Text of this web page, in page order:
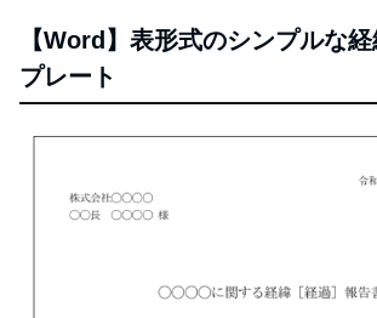
【Word】表形式のシンプルな
プレート